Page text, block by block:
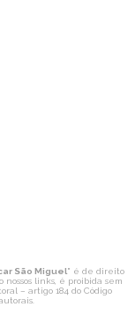
São Miguel" é de direito
nossos links, é proibida sem
– artigo 184 do Código